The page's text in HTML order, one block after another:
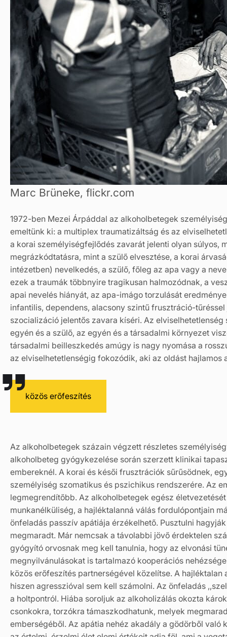
Marc Brüneke, flickr.com
1972-ben Mezei Árpáddal az alkoholbetegek
emeltünk ki: a multiplex traumatizáltság és az
a korai személyiségfejlődés zavarát jelenti olyan súlyos,
megrázkódtatásra, mint a szülő elvesztése, a korai
intézetben) nevelkedés, a szülő, főleg az apa vagy a
ezek a traumák többnyire tragikusan halmozódnak, a
apai nevelés hiányát, az apa-imágo torzulását
infantilis, dependens, alacsony szintű frusztráció-
szocializáció jelentős zavara kíséri. Az
egyén és a szülő, az egyén és a társadalmi környezet
társadalmi beilleszkedés amúgy is nagy nyomása a
az elviselhetetlenségig fokozódik, aki az oldást hajlamos
közös erőfeszítés
Az alkoholbetegek százain végzett részletes
alkoholbeteg gyógykezelése során szerzett klinikai
embereknél. A korai és késői frusztrációk sűrűsödnek,
személyiség szomatikus és pszichikus rendszerére. Az
legmegrendítőbb. Az alkoholbetegek egész
munkanélküliség, a hajléktalanná válás fordulópontjain
önfeladás passzív apátiája érzékelhető. Pusztulni
megmaradt. Már nemcsak a távolabbi jövő érdektelen
gyógyító orvosnak meg kell tanulnia, hogy az elvonási
megnyilvánulásokat is tartalmazó kooperációs
közös erőfeszítés partnerségével közelítse. A
hiszen agresszióval sem kell számolni. Az önfeladás
a holtpontról. Hiába soroljuk az alkoholizálás okozta
csonkokra, torzókra támaszkodhatunk, melyek
emberségéből. Az apátia nehéz akadály a gödörből